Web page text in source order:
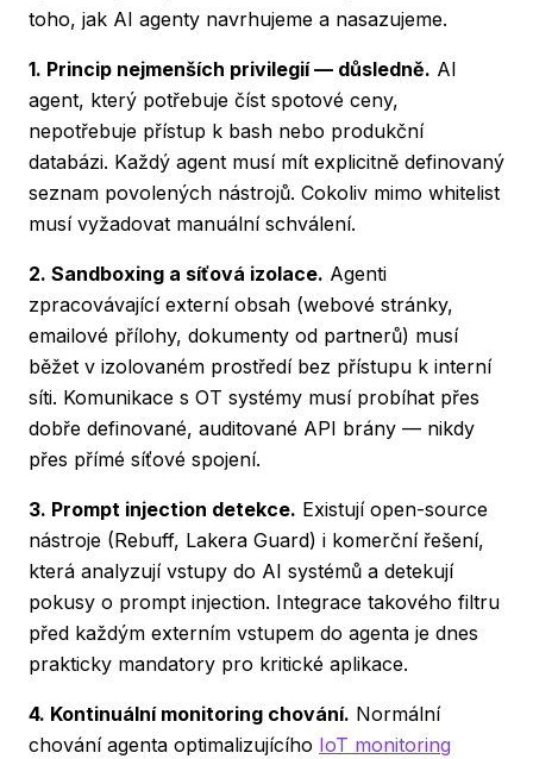
toho, jak AI agenty navrhujeme a nasazujeme.
1. Princip nejmenších privilegií — důsledně. AI
agent, který potřebuje číst spotové ceny,
nepotřebuje přístup k bash nebo produkční
databázi. Každý agent musí mít explicitně definovaný
seznam povolených nástrojů. Cokoliv mimo whitelist
musí vyžadovat manuální schválení.
2. Sandboxing a síťová izolace. Agenti
zpracovávající externí obsah (webové stránky,
emailové přílohy, dokumenty od partnerů) musí
běžet v izolovaném prostředí bez přístupu k interní
síti. Komunikace s OT systémy musí probíhat přes
dobře definované, auditované API brány — nikdy
přes přímé síťové spojení.
3. Prompt injection detekce. Existují open-source
nástroje (Rebuff, Lakera Guard) i komerční řešení,
která analyzují vstupy do AI systémů a detekují
pokusy o prompt injection. Integrace takového filtru
před každým externím vstupem do agenta je dnes
prakticky mandatory pro kritické aplikace.
4. Kontinuální monitoring chování. Normální
chování agenta optimalizujícího IoT monitoring